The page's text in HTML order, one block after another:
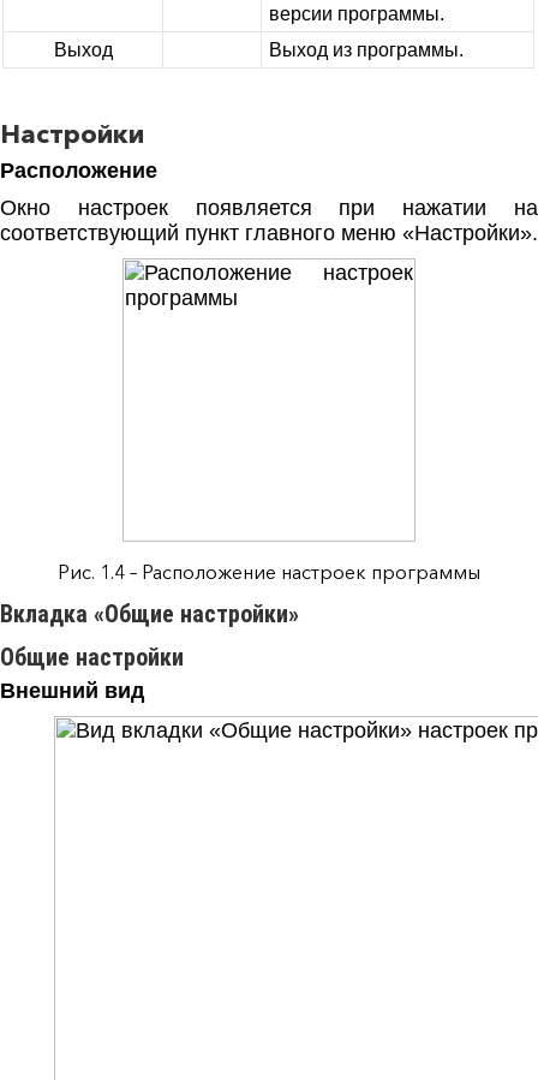
версии программы.
Выход
Выход из программы.
Настройки
Расположение
Окно настроек появляется при нажатии на
соответствующий пункт главного меню «Настройки».
Рис. 1.4 – Расположение настроек программы
Вкладка «Общие настройки»
Общие настройки
Внешний вид